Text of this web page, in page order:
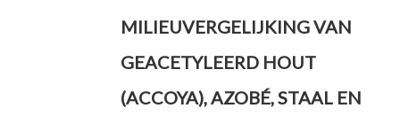
MILIEUVERGELIJKING VAN
GEACETYLEERD HOUT
(ACCOYA), AZOBÉ, STAAL EN